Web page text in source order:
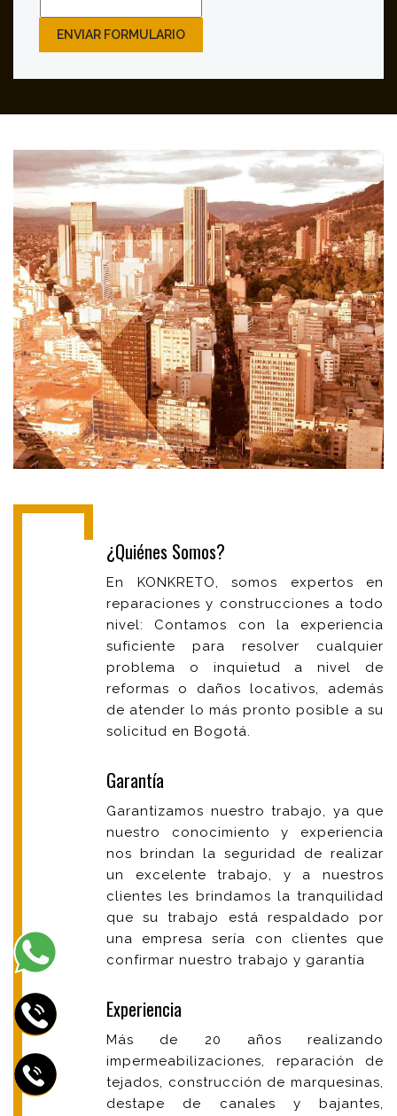
¿Quiénes Somos?
En KONKRETO, somos expertos en
reparaciones y construcciones a todo
nivel: Contamos con la experiencia
suficiente para resolver cualquier
problema o inquietud a nivel de
reformas o daños locativos, además
de atender lo más pronto posible a su
solicitud en Bogotá.
Garantía
Garantizamos nuestro trabajo, ya que
nuestro conocimiento y experiencia
nos brindan la seguridad de realizar
un excelente trabajo, y a nuestros
clientes les brindamos la tranquilidad
que su trabajo está respaldado por
una empresa sería con clientes que
confirmar nuestro trabajo y garantía
Experiencia
Más de 20 años realizando
impermeabilizaciones, reparación de
tejados, construcción de marquesinas,
destape de canales y bajantes,